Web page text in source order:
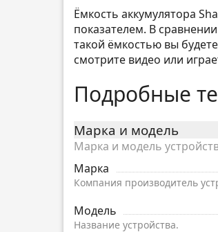
Ёмкость аккумулятора
показателем. В
такой ёмкостью вы
смотрите видео или
Подробные
Марка и модель
Марка и модель
Марка
Компания производитель
Модель
Название устройства.